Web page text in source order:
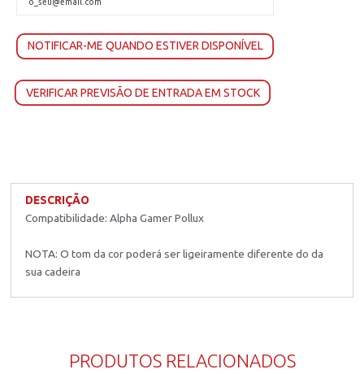
NOTIFICAR-ME QUANDO ESTIVER DISPONÍVEL
VERIFICAR PREVISÃO DE ENTRADA EM STOCK
DESCRIÇÃO
Compatibilidade: Alpha Gamer Pollux
NOTA: O tom da cor poderá ser ligeiramente diferente do da
sua cadeira
PRODUTOS RELACIONADOS